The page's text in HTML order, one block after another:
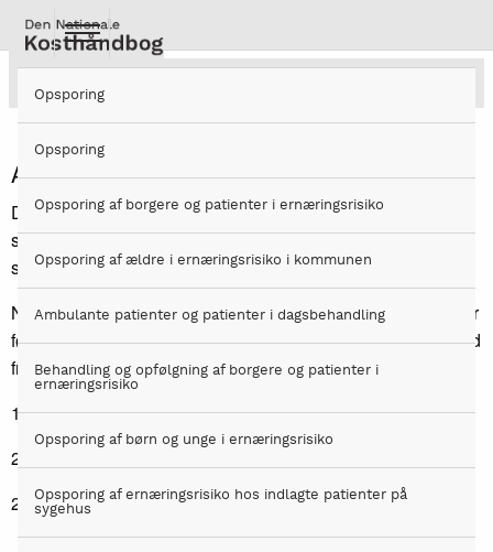
hovedindhold
Opsporing
Opsporing
Opsporing af borgere og patienter i ernæringsrisiko
Opsporing af ældre i ernæringsrisiko i kommunen
Ambulante patienter og patienter i dagsbehandling
Behandling og opfølgning af borgere og patienter i
ernæringsrisiko
Opsporing af børn og unge i ernæringsrisiko
Opsporing af ernæringsrisiko hos indlagte patienter på
sygehus
Anretning og servering
Anretning og servering
Der kan henvises til forskellige pædagogiske kostmodeller,
som illustration af, hvilken og hvor meget mad, der skal
serveres for at følge anbefalingerne.
Når det drejer sig om at sammensætte et middagsmåltid, der
følger principper for Normalkost kanY-tallerkenanvendes ud
fra følgende fordeling:
1/5 kød, fjerkræ, fisk, æg, ost og sovs
2/5 brød, kartofler, ris eller pasta
2/5 grøntsager – gerne to forskellige slags, og/eller frugt